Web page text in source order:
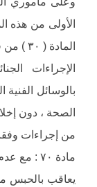
الأولى من ھذه
المادة ( ٣٠ ) من قانون
الإجراءات
بالوسائل الفنیة
الصحة ، دون
من إجراءات
مادة ٧٠ : مع عدم الإخلال بأیة عقوبة اشد في قانون أخر
یعاقب بالحبس